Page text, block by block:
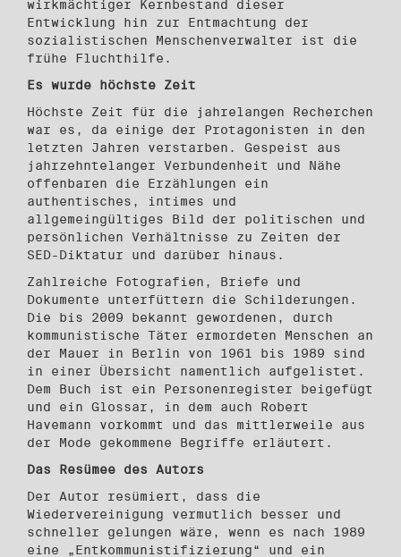
wirkmächtiger Kernbestand dieser
Entwicklung hin zur Entmachtung der
sozialistischen Menschenverwalter ist die
frühe Fluchthilfe.
Es wurde höchste Zeit
Höchste Zeit für die jahrelangen Recherchen
war es, da einige der Protagonisten in den
letzten Jahren verstarben. Gespeist aus
jahrzehntelanger Verbundenheit und Nähe
offenbaren die Erzählungen ein
authentisches, intimes und
allgemeingültiges Bild der politischen und
persönlichen Verhältnisse zu Zeiten der
SED-Diktatur und darüber hinaus.
Zahlreiche Fotografien, Briefe und
Dokumente unterfüttern die Schilderungen.
Die bis 2009 bekannt gewordenen, durch
kommunistische Täter ermordeten Menschen an
der Mauer in Berlin von 1961 bis 1989 sind
in einer Übersicht namentlich aufgelistet.
Dem Buch ist ein Personenregister beigefügt
und ein Glossar, in dem auch Robert
Havemann vorkommt und das mittlerweile aus
der Mode gekommene Begriffe erläutert.
Das Resümee des Autors
Der Autor resümiert, dass die
Wiedervereinigung vermutlich besser und
schneller gelungen wäre, wenn es nach 1989
eine „Entkommunistifizierung“ und ein